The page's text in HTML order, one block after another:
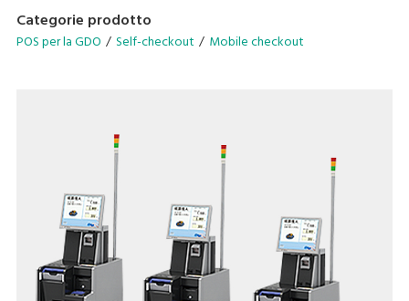
Categorie prodotto
POS per la GDO Self-checkout Mobile checkout